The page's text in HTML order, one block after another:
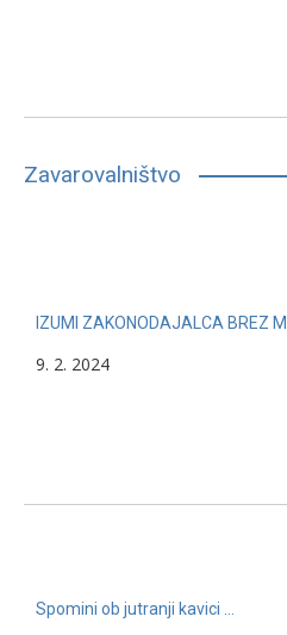
Zavarovalništvo
IZUMI ZAKONODAJALCA BREZ
9. 2. 2024
Spomini ob jutranji kavici …